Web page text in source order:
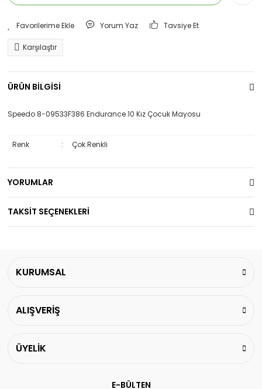
Yorum Yaz Tavsiye Et
Karşılaştır
ÜRÜN BİLGİSİ
Speedo 8-09533F386 Endurance 10 Kız Çocuk Mayosu
Renk : Çok Renkli
YORUMLAR
TAKSİT SEÇENEKLERİ
KURUMSAL
ALIŞVERİŞ
ÜYELİK
E-BÜLTEN